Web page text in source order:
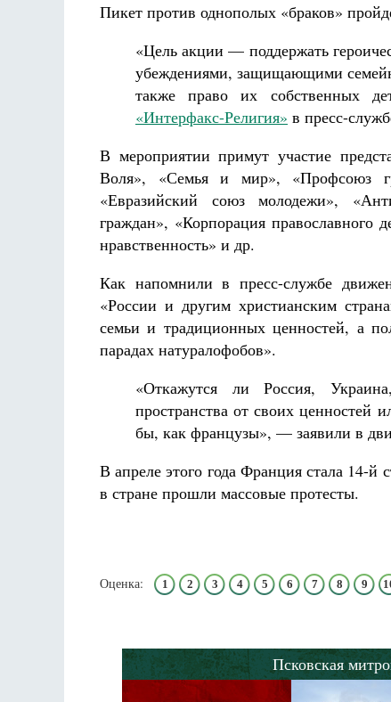
Пикет против однополых «браков»
«Цель акции — поддержать
убеждениями, защищающими
также право их собственных
«Интерфакс-Религия» в пресс-
В мероприятии примут участие
Воля», «Семья и мир», «Профсоюз
«Евразийский союз молодежи», «
граждан», «Корпорация православного
нравственность» и др.
Как напомнили в пресс-службе
«России и другим христианским
семьи и традиционных ценностей, а
парадах натуралофобов».
«Откажутся ли Россия,
пространства от своих ценностей
бы, как французы», — заявили в
В апреле этого года Франция стала 14-
в стране прошли массовые протесты.
Оценка: 1 2 3 4 5 6 7 8 9
Псковская